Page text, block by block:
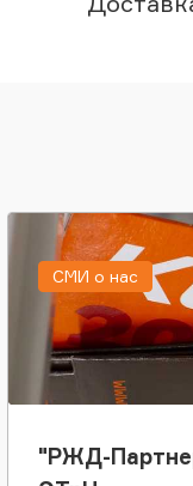
"РЖД-
СМИ о нас